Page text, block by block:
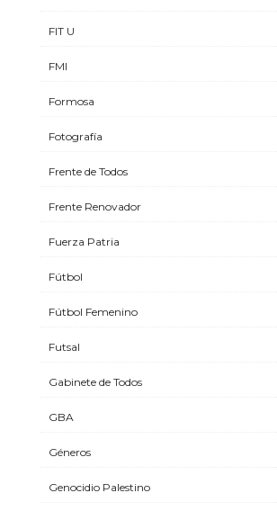
FIT U
FMI
Formosa
Fotografía
Frente de Todos
Frente Renovador
Fuerza Patria
Fútbol
Fútbol Femenino
Futsal
Gabinete de Todos
GBA
Géneros
Genocidio Palestino